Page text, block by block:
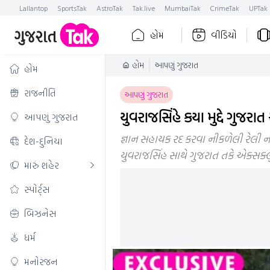
Lallantop SportsTak AstroTak Tak.live MumbaiTak CrimeTak UPTak
હોમ વીડિયો
હોમ
રાજનીતિ
આપણું ગુજરાત
દેશ-દુનિયા
મારું શહેર
સ્પોર્ટ્સ
બિઝનેસ
ધર્મ
મનોરંજન
હોમ આપણું ગુજરાત
આપણું ગુજરાત
યુવરાજસિંહે કયા મુદ્દે
જ્ઞાન સહાયક રદ કરવા નીકળેલી રેલી
યુવરાજસિંહ સાથે ગુજરાત તકે